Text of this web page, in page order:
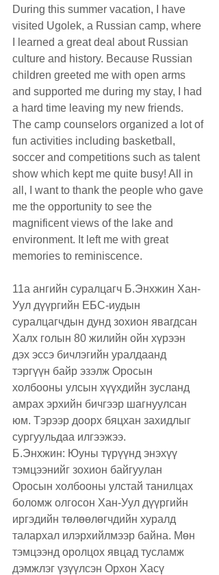
During this summer vacation, I have
visited Ugolek, a Russian camp, where
I learned a great deal about Russian
culture and history. Because Russian
children greeted me with open arms
and supported me during my stay, I had
a hard time leaving my new friends.
The camp counselors organized a lot of
fun activities including basketball,
soccer and competitions such as talent
show which kept me quite busy! All in
all, I want to thank the people who gave
me the opportunity to see the
magnificent views of the lake and
environment. It left me with great
memories to reminiscence.
11а ангийн суралцагч Б.Энхжин Хан-
Уул дүүргийн ЕБС-иудын
суралцагчдын дунд зохион явагдсан
Халх голын 80 жилийн ойн хүрээн
дэх эссэ бичлэгийн уралдаанд
тэргүүн байр эзэлж Оросын
холбооны улсын хүүхдийн зусланд
амрах эрхийн бичгээр шагнуулсан
юм. Тэрээр доорх бяцхан захидлыг
сургуульдаа илгээжээ.
Б.Энхжин: Юуны түрүүнд энэхүү
тэмцээнийг зохион байгуулан
Оросын холбооны улстай танилцах
боломж олгосон Хан-Уул дүүргийн
иргэдийн төлөөлөгчдийн хуралд
талархал илэрхийлмээр байна. Мөн
тэмцээнд оролцох явцад тусламж
дэмжлэг үзүүлсэн Орхон Хасү